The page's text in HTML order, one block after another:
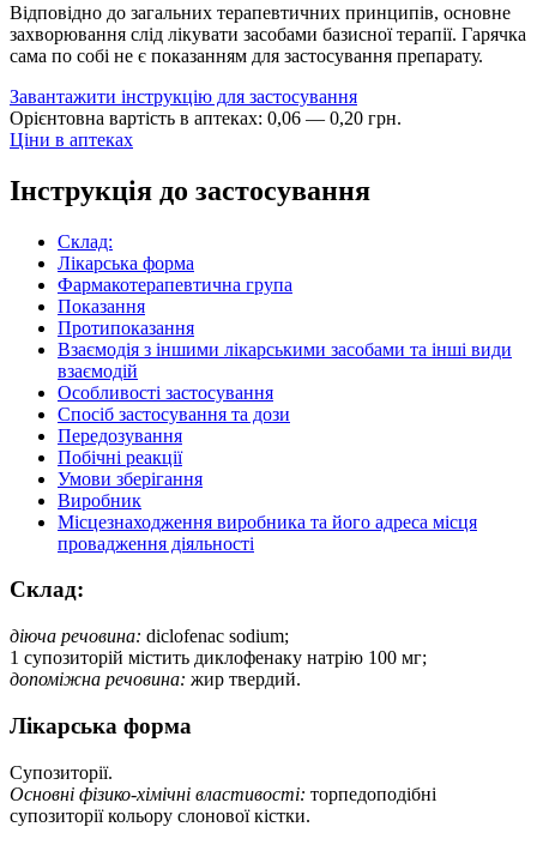
Відповідно до загальних терапевтичних принципів, основне
захворювання слід лікувати засобами базисної терапії. Гарячка
сама по собі не є показанням для застосування препарату.
Завантажити інструкцію для застосування
Орієнтовна вартість в аптеках: 0,06 — 0,20 грн.
Ціни в аптеках
Інструкція до застосування
Склад:
Лікарська форма
Фармакотерапевтична група
Показання
Протипоказання
Взаємодія з іншими лікарськими засобами та інші види
взаємодій
Особливості застосування
Спосіб застосування та дози
Передозування
Побічні реакції
Умови зберігання
Виробник
Місцезнаходження виробника та його адреса місця
провадження діяльності
Склад:
діюча речовина: diclofenac sodium;
1 супозиторій містить диклофенаку натрію 100 мг;
допоміжна речовина: жир твердий.
Лікарська форма
Супозиторії.
Основні фізико-хімічні властивості: торпедоподібні
супозиторії кольору слонової кістки.